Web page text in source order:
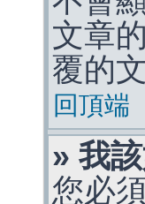
文章
覆的文
回頂端
» 我
您必